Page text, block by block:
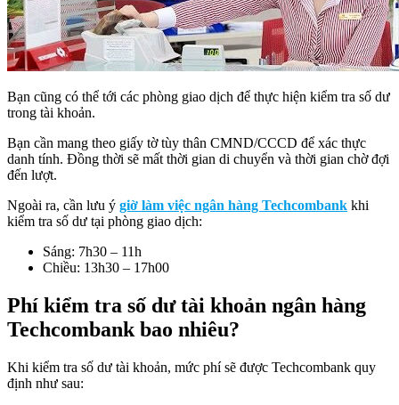
Bạn cũng có thể tới các phòng giao dịch để thực hiện kiểm tra số dư
trong tài khoản.
Bạn cần mang theo giấy tờ tùy thân CMND/CCCD để xác thực
danh tính. Đồng thời sẽ mất thời gian di chuyển và thời gian chờ đợi
đến lượt.
Ngoài ra, cần lưu ý giờ làm việc ngân hàng Techcombank khi
kiểm tra số dư tại phòng giao dịch:
Sáng: 7h30 – 11h
Chiều: 13h30 – 17h00
Phí kiểm tra số dư tài khoản ngân hàng
Techcombank bao nhiêu?
Khi kiểm tra số dư tài khoản, mức phí sẽ được Techcombank quy
định như sau: